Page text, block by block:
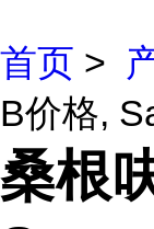
首页 >
B价格,
桑根